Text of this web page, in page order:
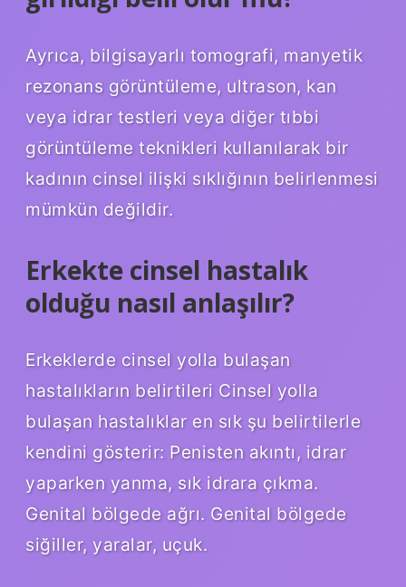
Ayrıca, bilgisayarlı tomografi, manyetik
rezonans görüntüleme, ultrason, kan
veya idrar testleri veya diğer tıbbi
görüntüleme teknikleri kullanılarak bir
kadının cinsel ilişki sıklığının belirlenmesi
mümkün değildir.
Erkekte cinsel hastalık
olduğu nasıl anlaşılır?
Erkeklerde cinsel yolla bulaşan
hastalıkların belirtileri Cinsel yolla
bulaşan hastalıklar en sık şu belirtilerle
kendini gösterir: Penisten akıntı, idrar
yaparken yanma, sık idrara çıkma.
Genital bölgede ağrı. Genital bölgede
siğiller, yaralar, uçuk.